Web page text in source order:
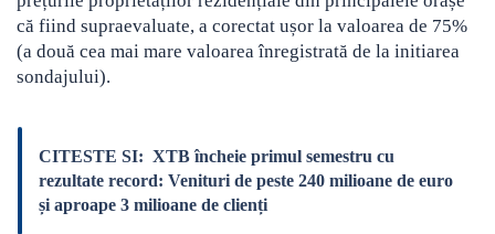
că fiind supraevaluate, a corectat ușor la valoarea de 75%
(a două cea mai mare valoarea înregistrată de la initiarea
sondajului).
CITESTE SI: XTB încheie primul semestru cu
rezultate record: Venituri de peste 240 milioane de euro
și aproape 3 milioane de clienți